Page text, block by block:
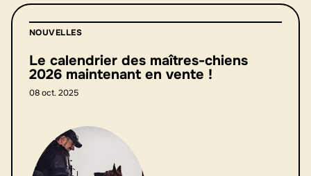
NOUVELLES
Le calendrier des maîtres-chiens
2026 maintenant en vente !
08 oct. 2025